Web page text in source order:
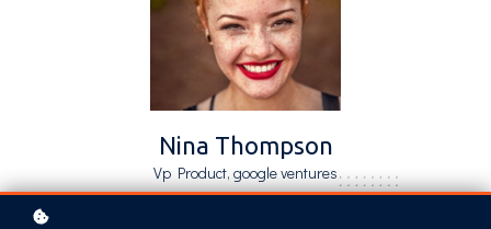
Nina Thompson
Vp Product, google ventures